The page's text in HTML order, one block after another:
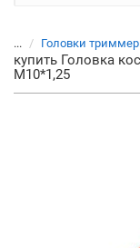
... Головки
купить Головка
М10*1,25